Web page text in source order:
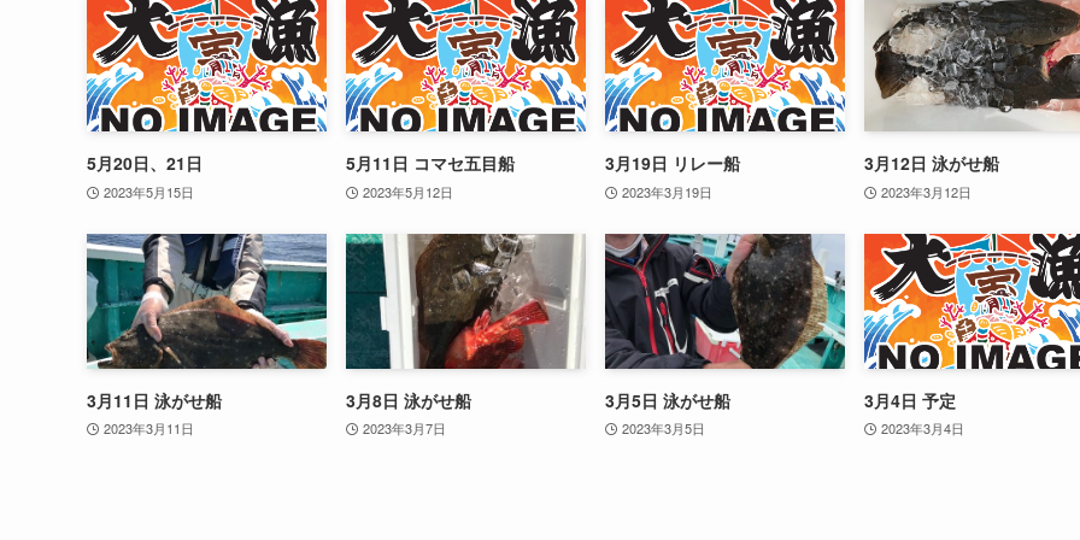
5月20日、21日
2023年5月15日
5月11日 コマセ五目船
2023年5月12日
3月19日 リレー船
2023年3月19日
3月12日 泳がせ船
2023年3月12日
3月11日 泳がせ船
2023年3月11日
3月8日 泳がせ船
2023年3月7日
3月5日 泳がせ船
2023年3月5日
3月4日 予定
2023年3月4日